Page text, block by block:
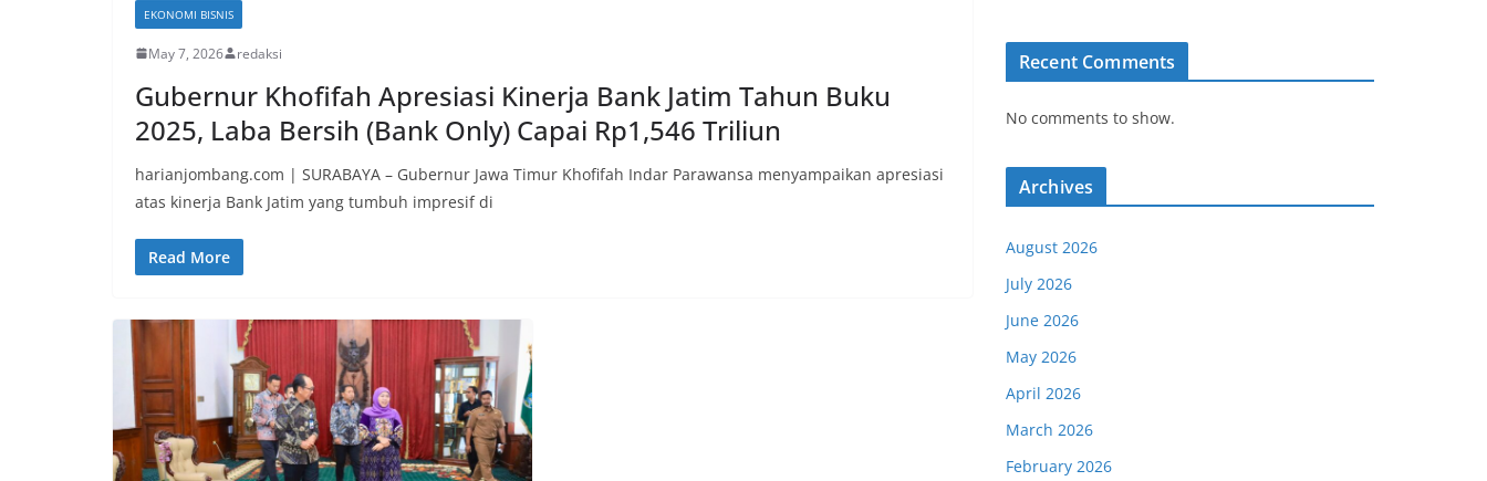
EKONOMI BISNIS
May 7, 2026 redaksi
Gubernur Khofifah Apresiasi Kinerja Bank Jatim Tahun Buku
2025, Laba Bersih (Bank Only) Capai Rp1,546 Triliun
harianjombang.com | SURABAYA – Gubernur Jawa Timur Khofifah Indar Parawansa menyampaikan apresiasi
atas kinerja Bank Jatim yang tumbuh impresif di
Read More
Recent Comments
No comments to show.
Archives
August 2026
July 2026
June 2026
May 2026
April 2026
March 2026
February 2026